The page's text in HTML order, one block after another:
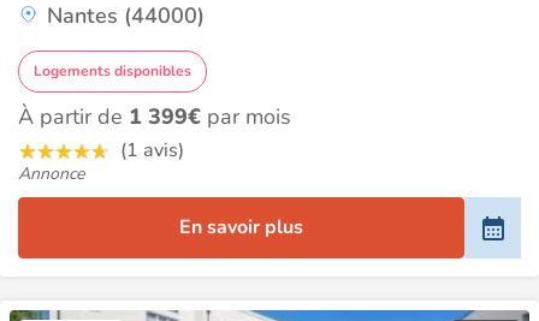
Nantes (44000)
Logements disponibles
À partir de 1 399€ par mois
(1 avis)
Annonce
En savoir plus